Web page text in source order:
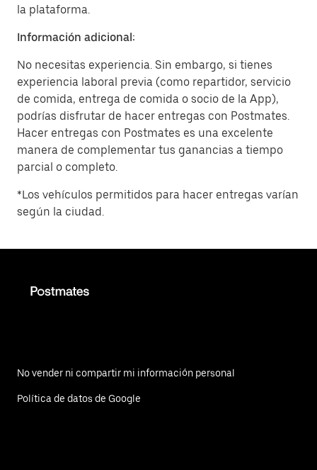
la plataforma.
Información adicional:
No necesitas experiencia. Sin embargo, si tienes
experiencia laboral previa (como repartidor, servicio
de comida, entrega de comida o socio de la App),
podrías disfrutar de hacer entregas con Postmates.
Hacer entregas con Postmates es una excelente
manera de complementar tus ganancias a tiempo
parcial o completo.
*Los vehículos permitidos para hacer entregas varían
según la ciudad.
No vender ni compartir mi información personal
Política de datos de Google